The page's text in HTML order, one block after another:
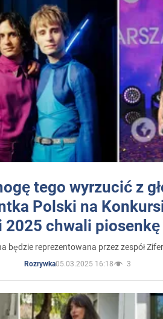
tego wyrzucić z
Polski na
2025 chwali
będzie reprezentowana przez zespół
Rozrywka05.03.2025 16:18 3